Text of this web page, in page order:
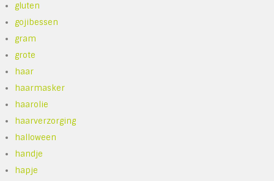
gluten
gojibessen
gram
grote
haar
haarmasker
haarolie
haarverzorging
halloween
handje
hapje